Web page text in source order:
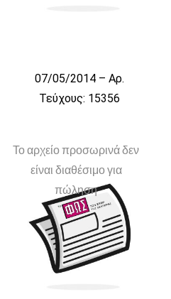
07/05/2014 – Αρ.
Τεύχους: 15356
Το αρχείο προσωρινά δεν
είναι διαθέσιμο για
πώληση